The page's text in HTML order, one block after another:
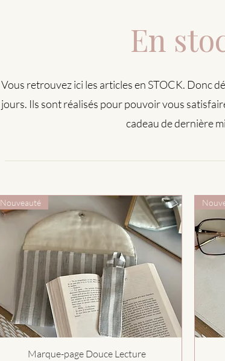
En
Vous retrouvez ici les articles en STOCK. Donc
jours. Ils sont réalisés pour pouvoir vous
cadeau de dernière
Aperçu rapide
Nouveauté
Marque-page Douce Lecture